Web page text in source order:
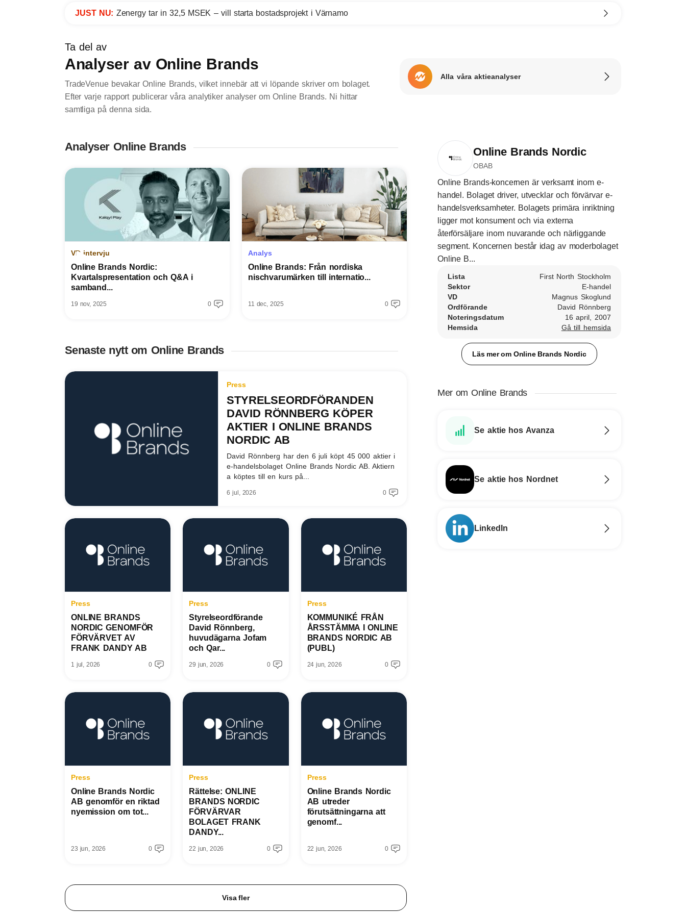
JUST NU: Zenergy tar in 32,5 MSEK – vill starta bostadsprojekt i Värnamo
Ta del av
Analyser av Online Brands
TradeVenue bevakar Online Brands, vilket innebär att vi löpande skriver om bolaget.
Efter varje rapport publicerar våra analytiker analyser om Online Brands. Ni hittar
samtliga på denna sida.
Alla våra aktieanalyser
Analyser Online Brands
VD-intervju
Online Brands Nordic:
Kvartalspresentation och Q&A i
samband...
19 nov, 2025 0
Analys
Online Brands: Från nordiska
nischvarumärken till internatio...
11 dec, 2025 0
Senaste nytt om Online Brands
Press
STYRELSEORDFÖRANDEN
DAVID RÖNNBERG KÖPER
AKTIER I ONLINE BRANDS
NORDIC AB
David Rönnberg har den 6 juli köpt 45 000 aktier i
e-handelsbolaget Online Brands Nordic AB. Aktiern
a köptes till en kurs på...
6 jul, 2026 0
Press
ONLINE BRANDS
NORDIC GENOMFÖR
FÖRVÄRVET AV
FRANK DANDY AB
1 jul, 2026 0
Press
Styrelseordförande
David Rönnberg,
huvudägarna Jofam
och Qar...
29 jun, 2026 0
Press
KOMMUNIKÉ FRÅN
ÅRSSTÄMMA I ONLINE
BRANDS NORDIC AB
(PUBL)
24 jun, 2026 0
Press
Online Brands Nordic
AB genomför en riktad
nyemission om tot...
23 jun, 2026 0
Press
Rättelse: ONLINE
BRANDS NORDIC
FÖRVÄRVAR
BOLAGET FRANK
DANDY...
22 jun, 2026 0
Press
Online Brands Nordic
AB utreder
förutsättningarna att
genomf...
22 jun, 2026 0
Visa fler
Online Brands Nordic
OBAB
Online Brands-koncernen är verksamt inom e-
handel. Bolaget driver, utvecklar och förvärvar e-
handelsverksamheter. Bolagets primära inriktning
ligger mot konsument och via externa
återförsäljare inom nuvarande och närliggande
segment. Koncernen består idag av moderbolaget
Online B...
Lista
First North Stockholm
Sektor
E-handel
VD
Magnus Skoglund
Ordförande
David Rönnberg
Noteringsdatum
16 april, 2007
Hemsida
Gå till hemsida
Läs mer om Online Brands Nordic
Mer om Online Brands
Se aktie hos Avanza
Se aktie hos Nordnet
LinkedIn